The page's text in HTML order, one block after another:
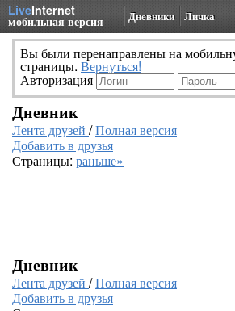
LiveInternet
мобильная версия Дневники Личка
Вы были перенаправлены на
страницы. Вернуться!
Авторизация
Дневник
Лента друзей /Полная версия
Добавить в друзья
Страницы: раньше»
Дневник
Лента друзей /Полная версия
Добавить в друзья